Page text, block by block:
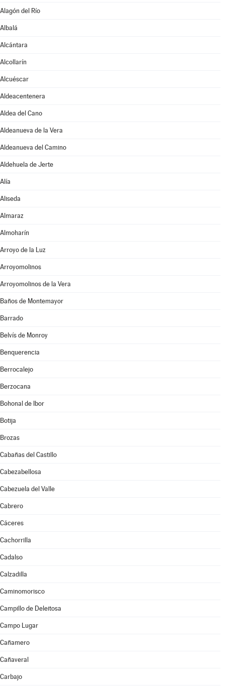
Alagón del Río
Albalá
Alcántara
Alcollarín
Alcuéscar
Aldeacentenera
Aldea del Cano
Aldeanueva de la Vera
Aldeanueva del Camino
Aldehuela de Jerte
Alía
Aliseda
Almaraz
Almoharín
Arroyo de la Luz
Arroyomolinos
Arroyomolinos de la Vera
Baños de Montemayor
Barrado
Belvís de Monroy
Benquerencia
Berrocalejo
Berzocana
Bohonal de Ibor
Botija
Brozas
Cabañas del Castillo
Cabezabellosa
Cabezuela del Valle
Cabrero
Cáceres
Cachorrilla
Cadalso
Calzadilla
Caminomorisco
Campillo de Deleitosa
Campo Lugar
Cañamero
Cañaveral
Carbajo